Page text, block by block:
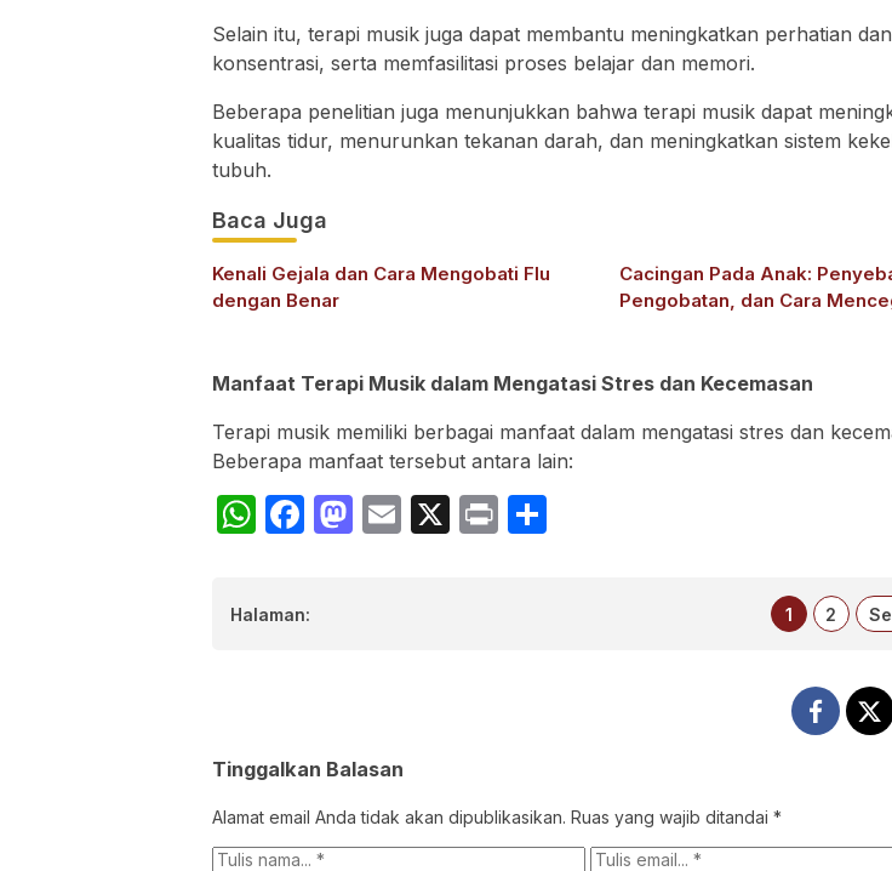
Selain itu, terapi musik juga dapat membantu meningkatkan perhatian dan
konsentrasi, serta memfasilitasi proses belajar dan memori.
Beberapa penelitian juga menunjukkan bahwa terapi musik dapat
kualitas tidur, menurunkan tekanan darah, dan meningkatkan sistem
tubuh.
Baca Juga
Kenali Gejala dan Cara Mengobati Flu
dengan Benar
Cacingan Pada Anak:
Pengobatan, dan Cara
Manfaat Terapi Musik dalam Mengatasi Stres dan Kecemasan
Terapi musik memiliki berbagai manfaat dalam mengatasi stres dan
Beberapa manfaat tersebut antara lain:
WhatsApp
Facebook
Mastodon
Email
X Print
Halaman: 1 2
Tinggalkan Balasan
Alamat email Anda tidak akan dipublikasikan. Ruas yang wajib ditandai *